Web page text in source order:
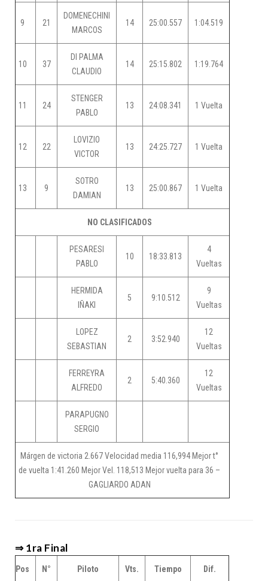
9 21
DOMENECHINI
MARCOS
14 25:00.557 1:04.519
10 37
DI PALMA
CLAUDIO
14 25:15.802 1:19.764
11 24
STENGER
PABLO
13 24:08.341 1 Vuelta
12 22
LOVIZIO
VICTOR
13 24:25.727 1 Vuelta
13 9
SOTRO
DAMIAN
13 25:00.867 1 Vuelta
NO CLASIFICADOS
PESARESI
PABLO
10 18:33.813
4
Vueltas
HERMIDA
IÑAKI
5 9:10.512
9
Vueltas
LOPEZ
SEBASTIAN
2 3:52.940
12
Vueltas
FERREYRA
ALFREDO
2 5:40.360
12
Vueltas
PARAPUGNO
SERGIO
Márgen de victoria 2.667 Velocidad media 116,994 Mejor t°
de vuelta 1:41.260 Mejor Vel. 118,513 Mejor vuelta para 36 –
GAGLIARDO ADAN
⇒ 1ra Final
Pos N° Piloto Vts. Tiempo Dif.